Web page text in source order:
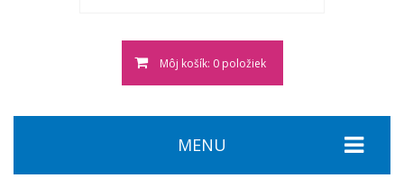
Môj košík: 0 položiek
MENU